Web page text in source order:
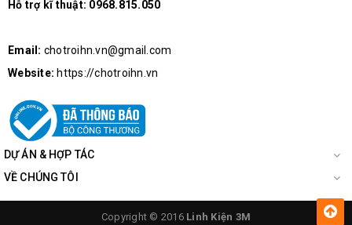
Hỗ trợ kĩ thuật: 0968.815.050
Email: chotroihn.vn@gmail.com
Website: https://chotroihn.vn
DỰ ÁN & HỢP TÁC
VỀ CHÚNG TÔI
Copyright © 2016 Linh Kiện 3M